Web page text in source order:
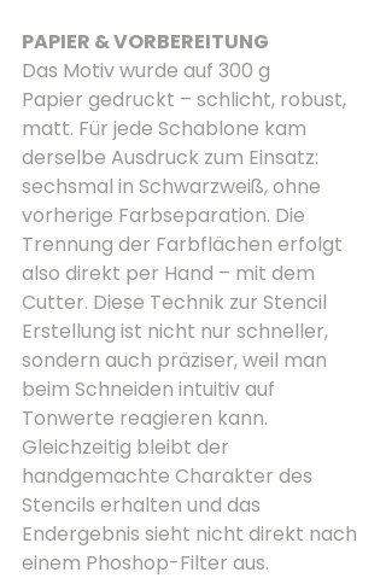
PAPIER & VORBEREITUNG
Das Motiv wurde auf 300 g
Papier gedruckt – schlicht, robust,
matt. Für jede Schablone kam
derselbe Ausdruck zum Einsatz:
sechsmal in Schwarzweiß, ohne
vorherige Farbseparation. Die
Trennung der Farbflächen erfolgt
also direkt per Hand – mit dem
Cutter. Diese Technik zur Stencil
Erstellung ist nicht nur schneller,
sondern auch präziser, weil man
beim Schneiden intuitiv auf
Tonwerte reagieren kann.
Gleichzeitig bleibt der
handgemachte Charakter des
Stencils erhalten und das
Endergebnis sieht nicht direkt nach
einem Phoshop-Filter aus.